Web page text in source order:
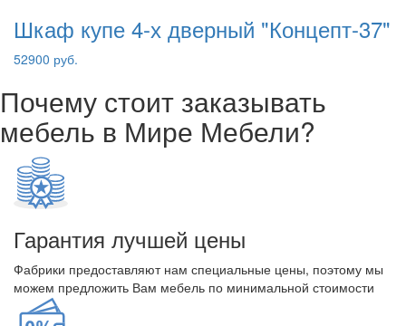
Шкаф купе 4-х дверный "Концепт-37"
52900 руб.
Почему стоит заказывать
мебель в Мире Мебели?
Гарантия лучшей цены
Фабрики предоставляют нам специальные цены, поэтому мы
можем предложить Вам мебель по минимальной стоимости